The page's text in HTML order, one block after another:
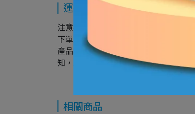
運送方式
注意事項：
下單前請先聯繫客服人員詢問有無現
產品無存貨、持續缺貨或交易條件有
知，並盡快辦理退款；店家確認接受此
相關商品